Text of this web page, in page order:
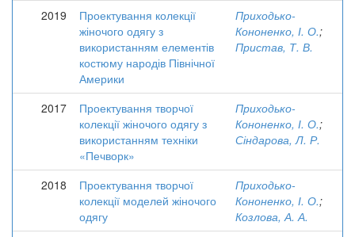
2019
Проектування колекції
жіночого одягу з
використанням елементів
костюму народів Північної
Америки
Приходько-
Кононенко, І. О.;
Пристав, Т. В.
2017
Проектування творчої
колекції жіночого одягу з
використанням техніки
«Печворк»
Приходько-
Кононенко, І. О.;
Сіндарова, Л. Р.
2018
Проектування творчої
колекції моделей жіночого
одягу
Приходько-
Кононенко, І. О.;
Козлова, А. А.